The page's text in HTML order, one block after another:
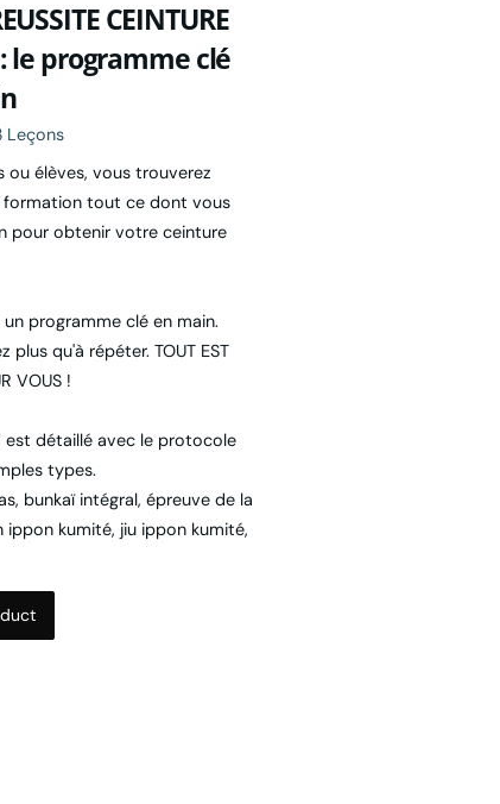
CEINTURE
le programme clé
Leçons
ou élèves, vous trouverez
tout ce dont vous
pour obtenir votre ceinture
un programme clé en main.
plus qu'à répéter. TOUT EST
VOUS !
est détaillé avec le protocole
types.
bunkaï intégral, épreuve de la
ippon kumité, jiu ippon kumité,